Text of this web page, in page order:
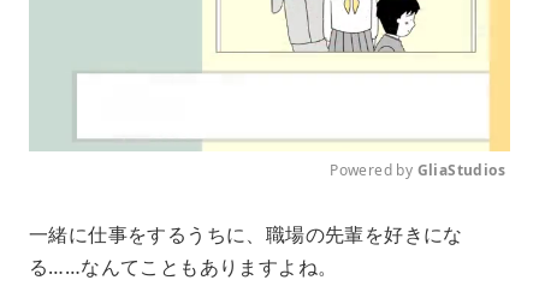
u
Powered by GliaStudios
一緒に仕事をするうちに、職場の先輩を好きにな
る……なんてこともありますよね。